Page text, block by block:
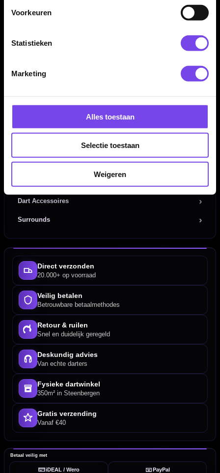
Voorkeuren
Statistieken
Marketing
Alles toestaan
Selectie toestaan
Weigeren
Dartborden
Dart Shirts & Kleding
Mobiele Dartbaan
Scoreborden
Dart Accessoires
Surrounds
Direct verzonden
20.000+ op voorraad
Veilig betalen
Betrouwbare betaalmethodes
Retour & ruilen
Snel en duidelijk geregeld
Deskundig advies
Van echte darters
Fysieke dartwinkel
350m² in Steenbergen
Gratis verzending
Vanaf €40
Betaal veilig met
iDEAL / Wero PayPal